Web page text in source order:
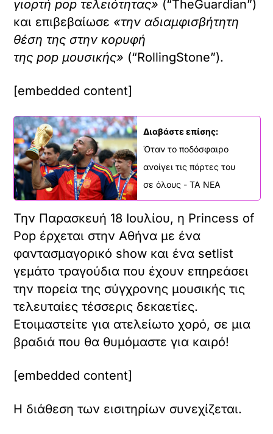
γιορτήpop τελειότητας» (“TheGuardian”)
και επιβεβαίωσε «την αδιαμφισβήτητη
θέση της στην κορυφή
τηςpop μουσικής» (“RollingStone”).
[embedded content]
Διαβάστε επίσης:
Όταν το ποδόσφαιρο
ανοίγει τις πόρτες του
σε όλους - ΤΑ ΝΕΑ
Την Παρασκευή 18 Ιουλίου, η Princess of
Pop έρχεται στην Αθήνα με ένα
φαντασμαγορικό show και ένα setlist
γεμάτο τραγούδια που έχουν επηρεάσει
την πορεία της σύγχρονης μουσικής τις
τελευταίες τέσσερις δεκαετίες.
Ετοιμαστείτε για ατελείωτο χορό, σε μια
βραδιά που θα θυμόμαστε για καιρό!
[embedded content]
Η διάθεση των εισιτηρίων συνεχίζεται.